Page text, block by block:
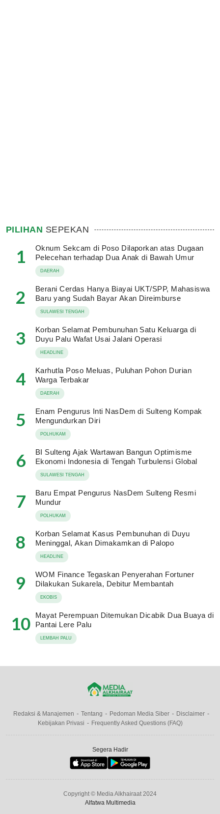
PILIHAN SEPEKAN
1
Oknum Sekcam di Poso Dilaporkan atas Dugaan
Pelecehan terhadap Dua Anak di Bawah Umur
DAERAH
2
Berani Cerdas Hanya Biayai UKT/SPP, Mahasiswa
Baru yang Sudah Bayar Akan Direimburse
SULAWESI TENGAH
3
Korban Selamat Pembunuhan Satu Keluarga di
Duyu Palu Wafat Usai Jalani Operasi
HEADLINE
4
Karhutla Poso Meluas, Puluhan Pohon Durian
Warga Terbakar
DAERAH
5
Enam Pengurus Inti NasDem di Sulteng Kompak
Mengundurkan Diri
POLHUKAM
6
BI Sulteng Ajak Wartawan Bangun Optimisme
Ekonomi Indonesia di Tengah Turbulensi Global
SULAWESI TENGAH
7
Baru Empat Pengurus NasDem Sulteng Resmi
Mundur
POLHUKAM
8
Korban Selamat Kasus Pembunuhan di Duyu
Meninggal, Akan Dimakamkan di Palopo
HEADLINE
9
WOM Finance Tegaskan Penyerahan Fortuner
Dilakukan Sukarela, Debitur Membantah
EKOBIS
10
Mayat Perempuan Ditemukan Dicabik Dua Buaya di
Pantai Lere Palu
LEMBAH PALU
Redaksi & Manajemen Tentang Pedoman Media Siber
Disclaimer
Kebijakan Privasi
Frequently Asked Questions (FAQ)
Segera Hadir
Copyright © Media Alkhairaat 2024
Alfatwa Multimedia